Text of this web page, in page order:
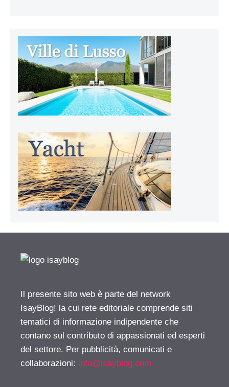
Il presente sito web è parte del network
IsayBlog! la cui rete editoriale comprende siti
tematici di informazione indipendente che
contano sul contributo di appassionati ed esperti
del settore. Per pubblicità, comunicati e
collaborazioni: info@isayblog.com